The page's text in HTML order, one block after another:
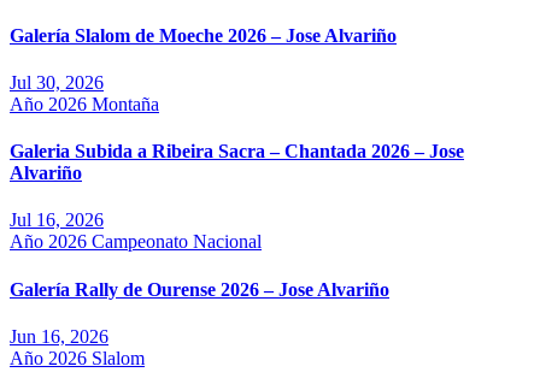
Galería Slalom de Moeche 2026 – Jose Alvariño
Jul 30, 2026
Año 2026 Montaña
Galeria Subida a Ribeira Sacra – Chantada 2026 – Jose
Alvariño
Jul 16, 2026
Año 2026 Campeonato Nacional
Galería Rally de Ourense 2026 – Jose Alvariño
Jun 16, 2026
Año 2026 Slalom